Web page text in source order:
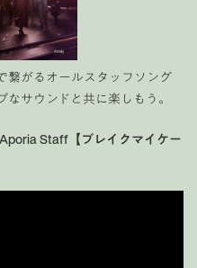
繋がるオールスタッフソング
サウンドと共に楽しもう。
Staff【ブレイクマイケー